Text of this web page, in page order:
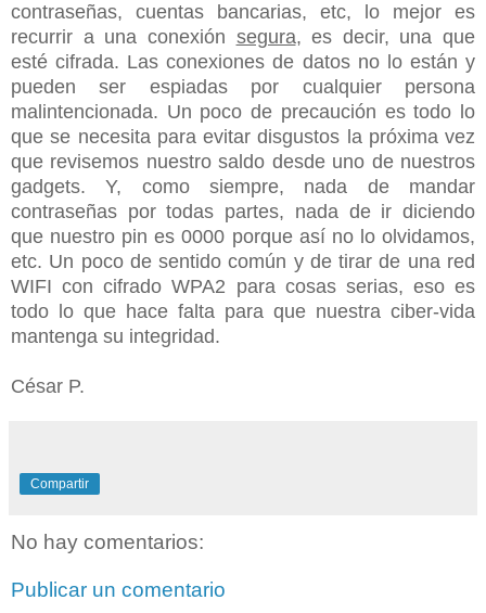
contraseñas, cuentas bancarias, etc, lo mejor es
recurrir a una conexión segura, es decir, una que
esté cifrada. Las conexiones de datos no lo están y
pueden ser espiadas por cualquier persona
malintencionada. Un poco de precaución es todo lo
que se necesita para evitar disgustos la próxima vez
que revisemos nuestro saldo desde uno de nuestros
gadgets. Y, como siempre, nada de mandar
contraseñas por todas partes, nada de ir diciendo
que nuestro pin es 0000 porque así no lo olvidamos,
etc. Un poco de sentido común y de tirar de una red
WIFI con cifrado WPA2 para cosas serias, eso es
todo lo que hace falta para que nuestra ciber-vida
mantenga su integridad.
César P.
Compartir
No hay comentarios:
Publicar un comentario